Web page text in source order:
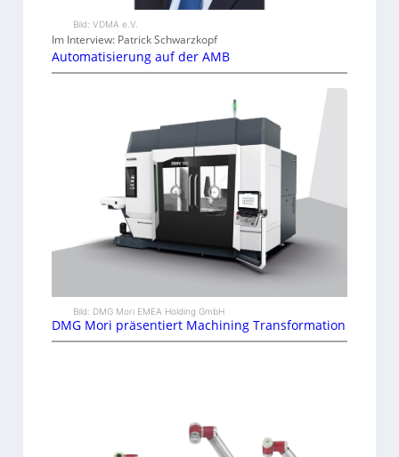
Bild: VDMA e.V.
Im Interview: Patrick Schwarzkopf
Automatisierung auf der AMB
Bild: DMG Mori EMEA Holding GmbH
DMG Mori präsentiert Machining Transformation